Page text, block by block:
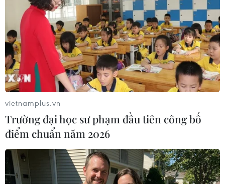
(TTXVN/Vietnam+)
vietnamplus.vn
Trường đại học sư phạm đầu tiên công bố
điểm chuẩn năm 2026